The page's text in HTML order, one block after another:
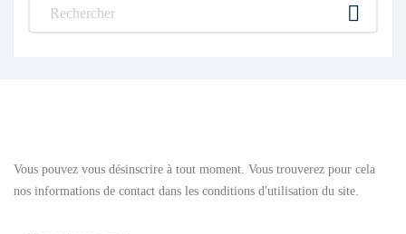

Vous pouvez vous désinscrire à tout moment. Vous trouverez pour cela
nos informations de contact dans les conditions d'utilisation du site.